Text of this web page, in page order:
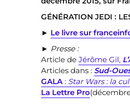
GÉNÉRATION JEDI :
► Le livre sur
► Presse :
Article de Jérôme Gil,
Articles dans : Sud-
GALA: Star Wars : la
La Lettre Pro